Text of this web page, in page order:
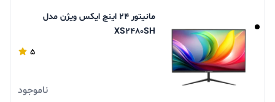
مانیتور 24 اینچ ایکس ویژن مدل
XS2480SH
5
ناموجود